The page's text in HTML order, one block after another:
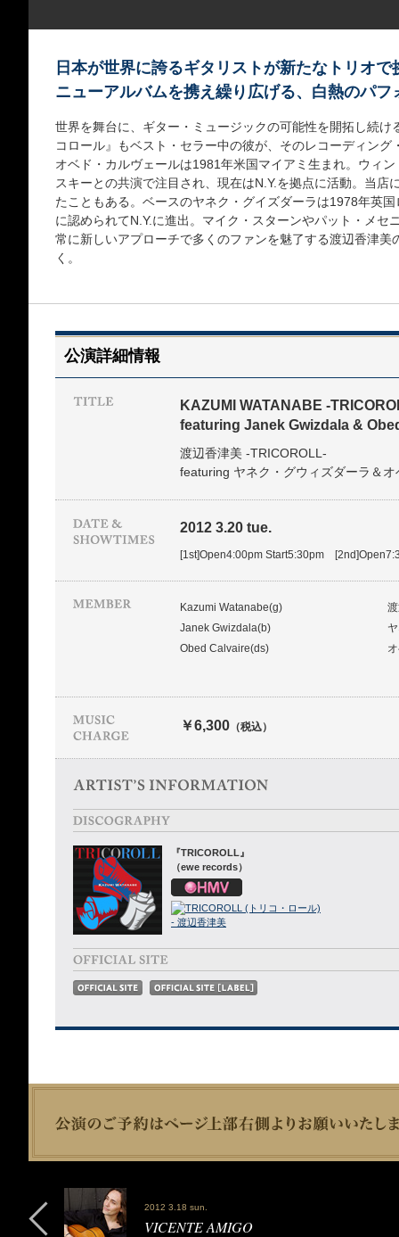
日本が世界に誇るギタリストが新たなトリオで
ニューアルバムを携え繰り広げる、白熱のパフ
世界を舞台に、ギター・ミュージックの可能性を開拓し続け
コロール』もベスト・セラー中の彼が、そのレコーディン
オベド・カルヴェールは1981年米国マイアミ生まれ。ウィ
スキーとの共演で注目され、現在はN.Y.を拠点に活動。当店
たこともある。ベースのヤネク・グイズダーラは1978年英
に認められてN.Y.に進出。マイク・スターンやパット・メセ
常に新しいアプローチで多くのファンを魅了する渡辺香津
く。
公演詳細情報
KAZUMI WATANABE -
featuring Janek Gwizdala &
渡辺香津美 -TRICOROLL-
featuring ヤネク・グウィズダーラ＆
2012 3.20 tue.
[1st]Open4:00pm Start5:30pm
Kazumi Watanabe(g)
Janek Gwizdala(b)
Obed Calvaire(ds)
￥6,300 （税込）
『TRICOROLL』
（ewe records）
2012 3.18 sun.
VICENTE AMIGO